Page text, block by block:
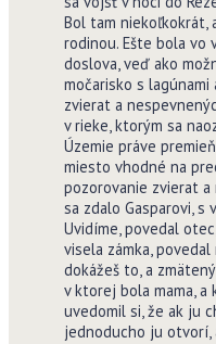
Bol tam niekoľkokrát,
rodinou. Ešte bola vo
doslova, veď ako
močarisko s
zvierat a
v rieke, ktorým sa
Územie práve
miesto vhodné na
pozorovanie zvierat
sa zdalo Gasparovi, s
Uvidíme, povedal
visela zámka,
dokážeš to, a
v ktorej bola mama,
uvedomil si, že ak ju
jednoducho ju otvorí,